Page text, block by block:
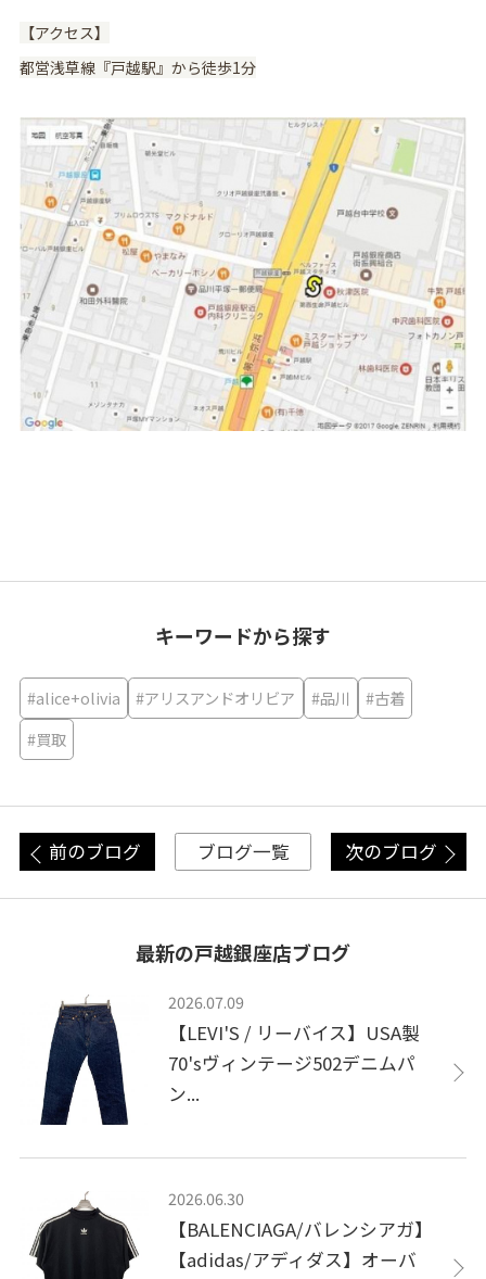
【アクセス】
都営浅草線『戸越駅』から徒歩1分
キーワードから探す
#alice+olivia #アリスアンドオリビア #品川
#古着
#買取
前のブログ ブログ一覧 次のブログ
最新の戸越銀座店ブログ
2026.07.09
【LEVI'S / リーバイス】USA製
70'sヴィンテージ502デニムパ
ン...
2026.06.30
【BALENCIAGA/バレンシアガ】
【adidas/アディダス】オーバ